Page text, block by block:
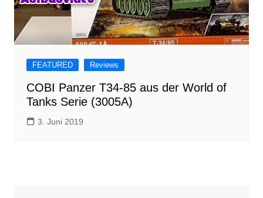
FEATURED Reviews
COBI Panzer T34-85 aus der World of
Tanks Serie (3005A)
3. Juni 2019